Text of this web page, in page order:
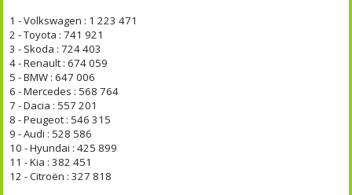
1 - Volkswagen : 1 223 471
2 - Toyota : 741 921
3 - Skoda : 724 403
4 - Renault : 674 059
5 - BMW : 647 006
6 - Mercedes : 568 764
7 - Dacia : 557 201
8 - Peugeot : 546 315
9 - Audi : 528 586
10 - Hyundai : 425 899
11 - Kia : 382 451
12 - Citroën : 327 818